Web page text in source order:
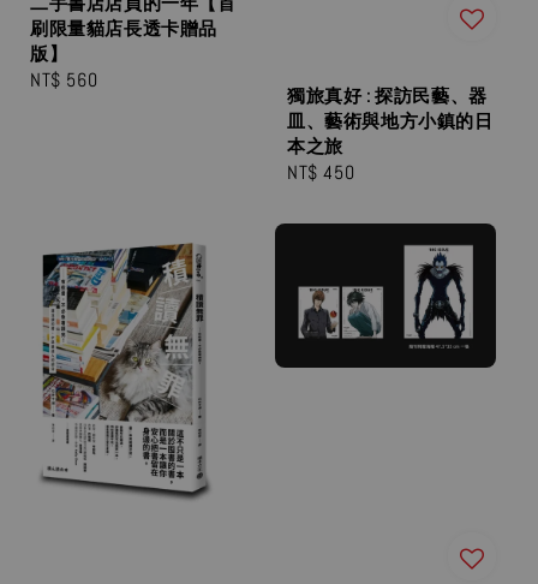
刷限量貓店長透卡贈品
版】
Regular
NT$ 560
獨旅真好 : 探訪民藝、器
皿、藝術與地方小鎮的日
本之旅
Regular
NT$ 450